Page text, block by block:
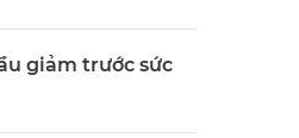
giảm trước sức